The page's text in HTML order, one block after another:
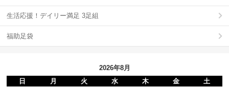
生活応援！デイリー満足 3足組
福助足袋
2026年8月
日
月 火 水 木 金
土